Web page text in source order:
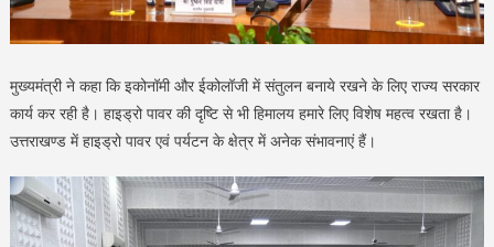
मुख्यमंत्री ने कहा कि इकोनॉमी और ईकोलॉजी में संतुलन बनाये रखने के लिए राज्य सरकार
कार्य कर रही है। हाइड्रो पावर की दृष्टि से भी हिमालय हमारे लिए विशेष महत्व रखता है।
उत्तराखण्ड में हाइड्रो पावर एवं पर्यटन के क्षेत्र में अनेक संभावनाएं हैं।